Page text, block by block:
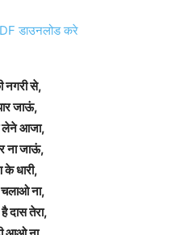
डाउनलोड करे
नगरी से,
जाऊं,
लेने आजा,
ना जाऊं,
के धारी,
चलाओ ना,
दास तेरा,